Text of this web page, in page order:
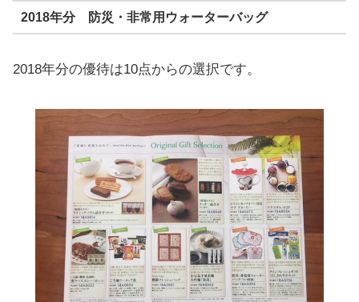
2018年分 防災・非常用ウォーターバッグ
2018年分の優待は10点からの選択です。